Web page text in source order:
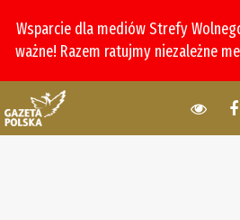
Wsparcie dla mediów Strefy
ważne! Razem ratujmy niezależne